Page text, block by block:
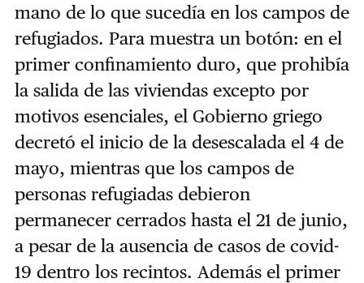
mano de lo que sucedía en los campos de
refugiados. Para muestra un botón: en el
primer confinamiento duro, que prohibía
la salida de las viviendas excepto por
motivos esenciales, el Gobierno griego
decretó el inicio de la desescalada el 4 de
mayo, mientras que los campos de
personas refugiadas debieron
permanecer cerrados hasta el 21 de junio,
a pesar de la ausencia de casos de covid-
19 dentro los recintos. Además el primer